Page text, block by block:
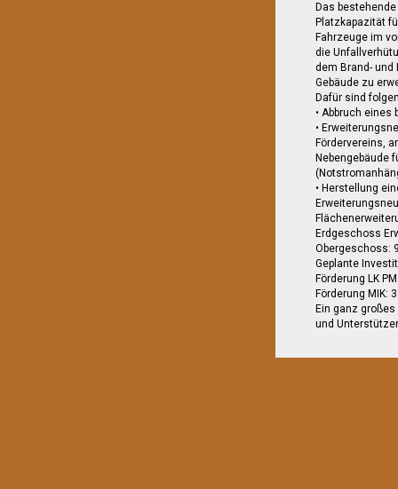
Das
Platzkapazität
Fahrzeuge im
die
dem Brand-
Gebäude zu
Dafür sind
• Abbruch eines
•
Fördervereins,
Nebengebäude
• Herstellung
Erdgeschoss
Obergeschoss:
Geplante
Förderung LK
Förderung MIK:
Ein ganz
und